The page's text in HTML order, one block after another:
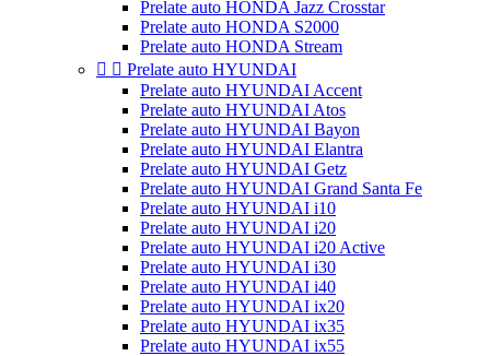
Prelate auto HONDA Jazz Crosstar
Prelate auto HONDA S2000
Prelate auto HONDA Stream
  Prelate auto HYUNDAI
Prelate auto HYUNDAI Accent
Prelate auto HYUNDAI Atos
Prelate auto HYUNDAI Bayon
Prelate auto HYUNDAI Elantra
Prelate auto HYUNDAI Getz
Prelate auto HYUNDAI Grand Santa Fe
Prelate auto HYUNDAI i10
Prelate auto HYUNDAI i20
Prelate auto HYUNDAI i20 Active
Prelate auto HYUNDAI i30
Prelate auto HYUNDAI i40
Prelate auto HYUNDAI ix20
Prelate auto HYUNDAI ix35
Prelate auto HYUNDAI ix55